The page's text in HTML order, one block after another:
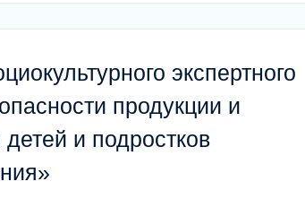
экспертного
продукции и
и подростков